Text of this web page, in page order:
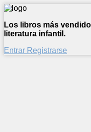
Los libros más
literatura infantil.
Entrar Registrarse